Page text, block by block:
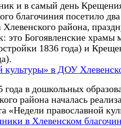
и в самый день
благочиния посетило два
района,
это Богоявленские храмы
1836 года) и
культуры» в ДОУ
года в дошкольных
района началась
«Недели православной
в Хлевенском